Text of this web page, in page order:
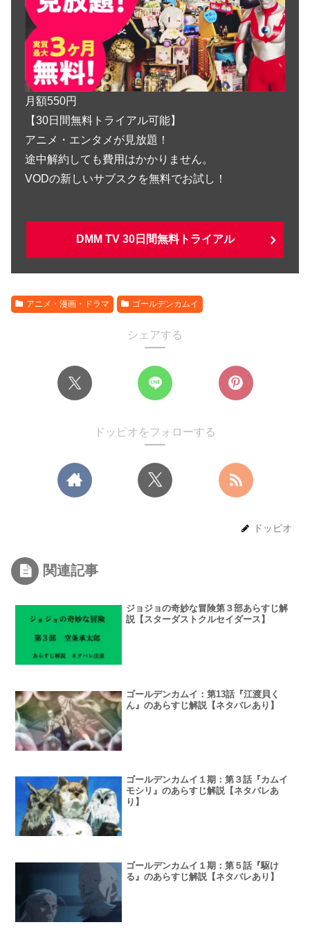
月額550円
【30日間無料トライアル可能】
アニメ・エンタメが見放題！
途中解約しても費用はかかりません。
VODの新しいサブスクを無料でお試し！
DMM TV 30日間無料トライアル
アニメ・漫画・ドラマ ゴールデンカムイ
シェアする
ドッピオをフォローする
ドッピオ
関連記事
ジョジョの奇妙な冒険第３部あらすじ解
説【スターダストクルセイダース】
ゴールデンカムイ：第13話『江渡貝く
ん』のあらすじ解説【ネタバレあり】
ゴールデンカムイ１期：第３話『カムイ
モシリ』のあらすじ解説【ネタバレあ
り】
ゴールデンカムイ１期：第５話『駆け
る』のあらすじ解説【ネタバレあり】